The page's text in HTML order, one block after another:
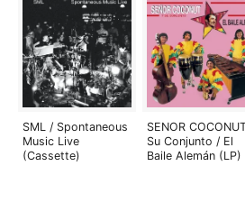
SML / Spontaneous
Music Live
(Cassette)
SENOR
Su Conjunto / El
Baile Alemán (LP)